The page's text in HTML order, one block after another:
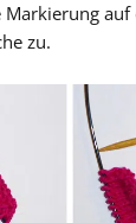
zu.